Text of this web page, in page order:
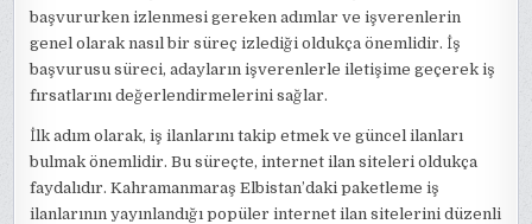
başvururken izlenmesi gereken adımlar ve işverenlerin
genel olarak nasıl bir süreç izlediği oldukça önemlidir. İş
başvurusu süreci, adayların işverenlerle iletişime geçerek iş
fırsatlarını değerlendirmelerini sağlar.
İlk adım olarak, iş ilanlarını takip etmek ve güncel ilanları
bulmak önemlidir. Bu süreçte, internet ilan siteleri oldukça
faydalıdır. Kahramanmaraş Elbistan’daki paketleme iş
ilanlarının yayınlandığı popüler internet ilan sitelerini düzenli